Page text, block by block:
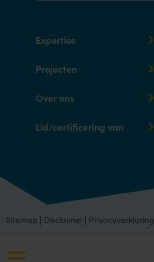
Expertise
Projecten
Over ons
Lid/certificering van
Sitemap Disclaimer Privacyverklaring